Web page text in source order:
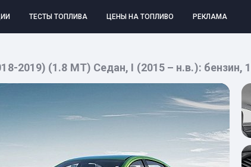
ТЕСТЫ ТОПЛИВА ЦЕНЫ НА ТОПЛИВО РЕКЛАМА
2019) (1.8 MT) Седан, I (2015 – н.в.): бензин,